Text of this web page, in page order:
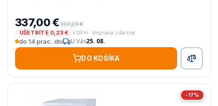
337,00 €337,23 €
UŠETRÍTE 0,23 €
s DPH · doprava zdarma
do 14 prac. dní
U Vás25. 08.
DO KOŠÍKA
-17%